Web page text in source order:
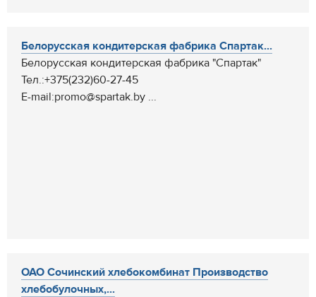
Белорусская кондитерская фабрика Спартак...
Белорусская кондитерская фабрика "Спартак"
Тел.:+375(232)60-27-45
E-mail:promo@spartak.by ...
ОАО Сочинский хлебокомбинат Производство
хлебобулочных,...